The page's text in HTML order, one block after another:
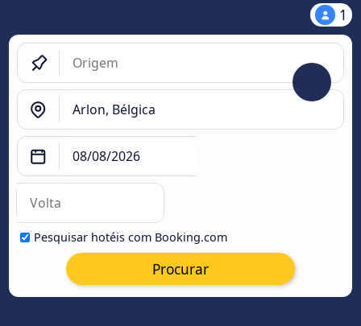
1
Pesquisar hotéis com Booking.com
Procurar